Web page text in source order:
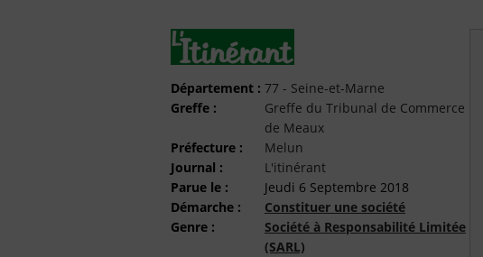
Département : 77 - Seine-et-Marne
Greffe :
Greffe du Tribunal de Commerce
de Meaux
Préfecture :
Melun
Journal :
L'itinérant
Parue le :
Jeudi 6 Septembre 2018
Démarche :
Constituer une société
Genre :
Société à Responsabilité Limitée
(SARL)